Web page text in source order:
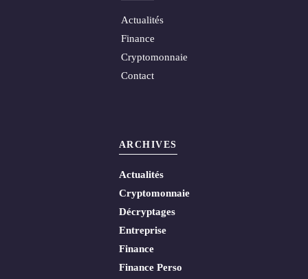
Actualités
Finance
Cryptomonnaie
Contact
ARCHIVES
Actualités
Cryptomonnaie
Décryptages
Entreprise
Finance
Finance Perso